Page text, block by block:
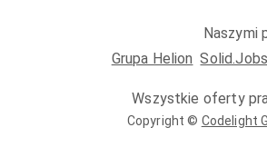
Naszymi
Grupa Helion Solid.Jobs
Wszystkie oferty
Copyright © Codelight